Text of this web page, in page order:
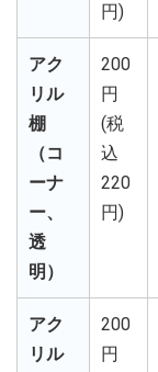
円)
アク
リル
棚
（コ
ーナ
ー、
透
明）
200
円
(税
込
220
円)
アク
リル
200
円